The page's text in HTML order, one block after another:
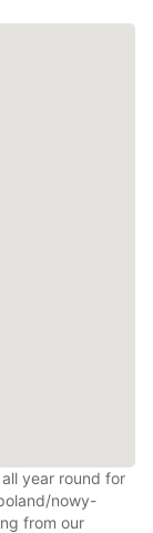
year round for
nowy-
from our